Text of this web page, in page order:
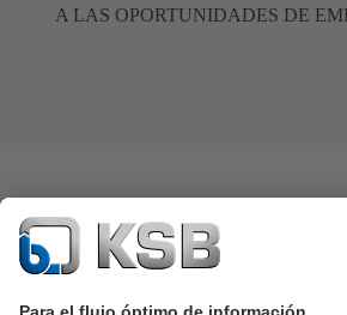
A LAS OPORTUNIDADES DE